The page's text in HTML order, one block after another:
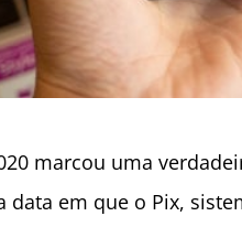
marcou uma
data em que o Pix,